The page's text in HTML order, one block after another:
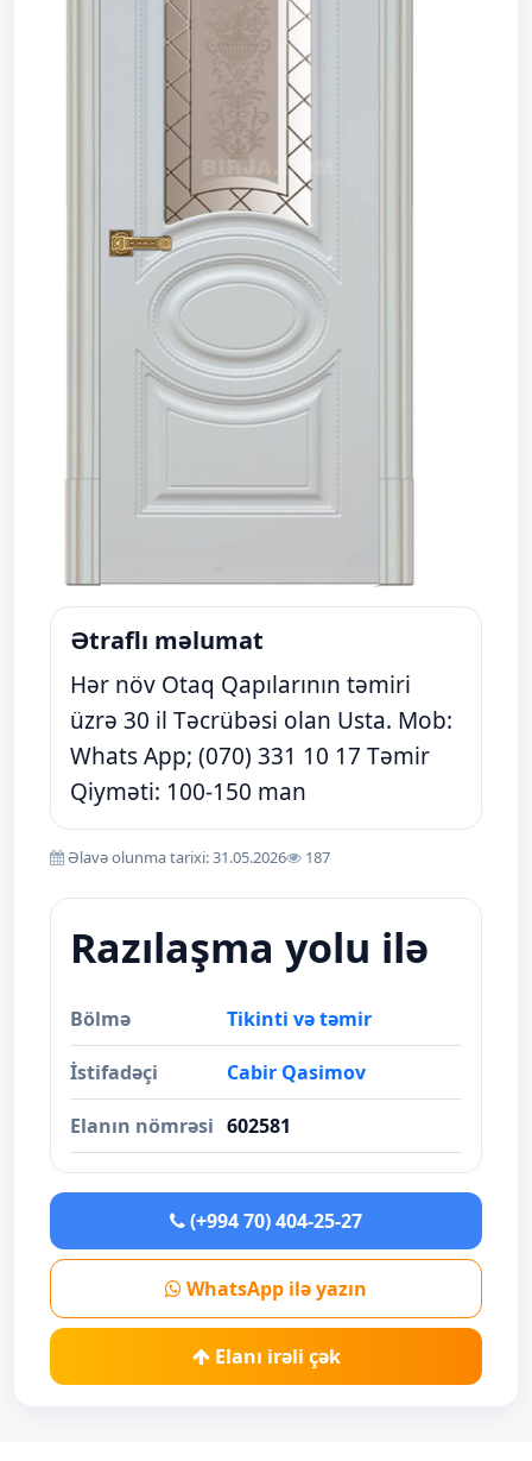
Ətraflı məlumat
Hər növ Otaq Qapılarının təmiri
üzrə 30 il Təcrübəsi olan Usta. Mob:
Whats App; (070) 331 10 17 Təmir
Qiyməti: 100-150 man
Əlavə olunma tarixi: 31.05.2026 187
Razılaşma yolu ilə
Bölmə Tikinti və təmir
İstifadəçi Cabir Qasimov
Elanın nömrəsi 602581
(+994 70) 404-25-27
WhatsApp ilə yazın
Elanı irəli çək